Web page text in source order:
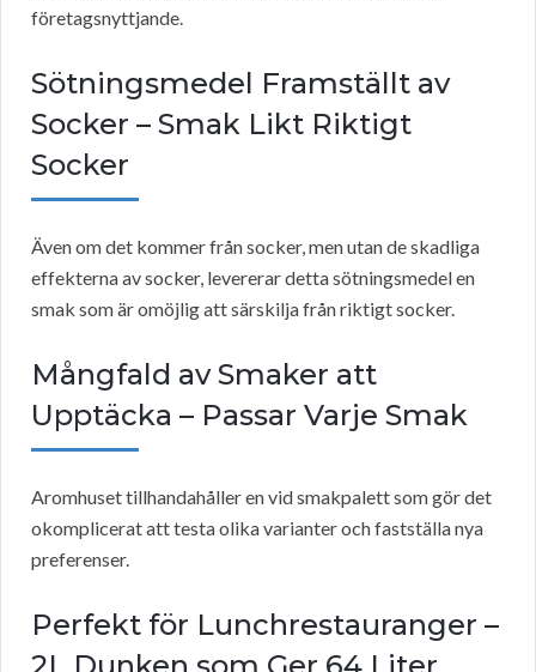
företagsnyttjande.
Sötningsmedel Framställt av
Socker – Smak Likt Riktigt
Socker
Även om det kommer från socker, men utan de skadliga
effekterna av socker, levererar detta sötningsmedel en
smak som är omöjlig att särskilja från riktigt socker.
Mångfald av Smaker att
Upptäcka – Passar Varje Smak
Aromhuset tillhandahåller en vid smakpalett som gör det
okomplicerat att testa olika varianter och fastställa nya
preferenser.
Perfekt för Lunchrestauranger –